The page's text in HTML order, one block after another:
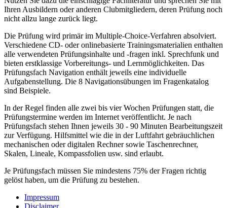
Ihren Ausbildern oder anderen Clubmitgliedern, deren Prüfung noch
nicht allzu lange zurück liegt.
Die Prüfung wird primär im Multiple-Choice-Verfahren absolviert.
Verschiedene CD- oder onlinebasierte Trainingsmaterialien enthalten
alle verwendeten Prüfungsinhalte und -fragen inkl. Sprechfunk und
bieten erstklassige Vorbereitungs- und Lernmöglichkeiten. Das
Prüfungsfach Navigation enthält jeweils eine individuelle
Aufgabenstellung. Die 8 Navigationsübungen im Fragenkatalog
sind Beispiele.
In der Regel finden alle zwei bis vier Wochen Prüfungen statt, die
Prüfungstermine werden im Internet veröffentlicht. Je nach
Prüfungsfach stehen Ihnen jeweils 30 - 90 Minuten Bearbeitungszeit
zur Verfügung. Hilfsmittel wie die in der Luftfahrt gebräuchlichen
mechanischen oder digitalen Rechner sowie Taschenrechner,
Skalen, Lineale, Kompassfolien usw. sind erlaubt.
Je Prüfungsfach müssen Sie mindestens 75% der Fragen richtig
gelöst haben, um die Prüfung zu bestehen.
Impressum